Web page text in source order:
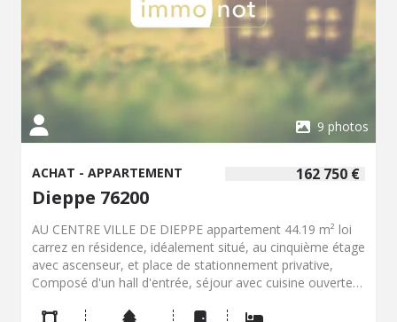
9 photos
162 750 €
ACHAT - APPARTEMENT
Dieppe 76200
AU CENTRE VILLE DE DIEPPE appartement 44.19 m² loi
carrez en résidence, idéalement situé, au cinquième étage
avec ascenseur, et place de stationnement privative,
Composé d'un hall d'entrée, séjour avec cuisine ouverte,
central individuel.